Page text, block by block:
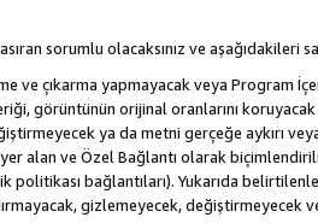
sorumlu olacaksınız ve aşağıdakileri
ve çıkarma yapmayacak veya Program
görüntünün orijinal oranlarını
ya da metni gerçeğe aykırı
alan ve Özel Bağlantı olarak
politikası bağlantıları). Yukarıda
gizlemeyecek,